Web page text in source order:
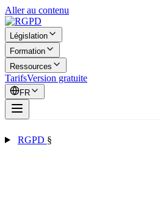
Aller au contenu
Législation
Formation
Ressources
TarifsVersion gratuite
FR
RGPD §